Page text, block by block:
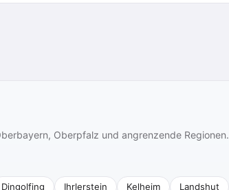
Oberpfalz und angrenzende Regionen.
Dingolfing Ihrlerstein Kelheim Landshut